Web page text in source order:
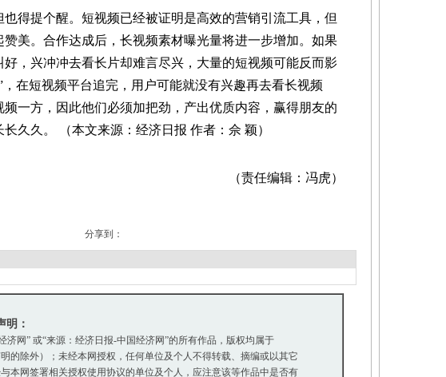
提个醒。短视频已经被证明是高效的营销引流工具，但
美。合作达成后，长视频素材曝光量将进一步增加。如果
好，兴冲冲去看长片却难言尽兴，大量的短视频可能反而影
，在短视频平台追完，用户可能就没有兴趣再去看长视频
一方，因此他们必须加把劲，产出优质内容，赢得朋友的
久久。 （本文来源：经济日报 作者：佘 颖）
（责任编辑：冯虎）
分享到：
明：
济网” 或“来源：经济日报-中国经济网”的所有作品，版权均属于
的除外）；未经本网授权，任何单位及个人不得转载、摘编或以其它
本网签署相关授权使用协议的单位及个人，应注意该等作品中是否有